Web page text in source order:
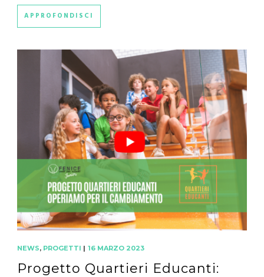
APPROFONDISCI
NEWS, PROGETTI | 16 MARZO 2023
Progetto Quartieri Educanti: